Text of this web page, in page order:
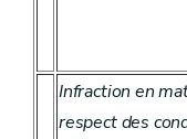
Infraction en
respect des